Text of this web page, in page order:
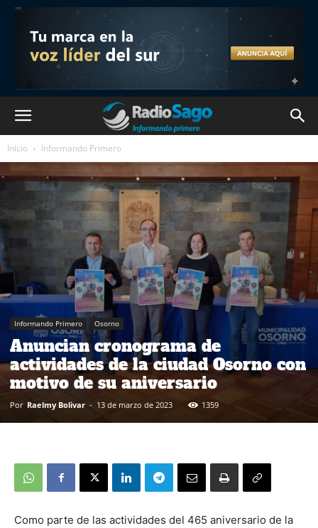
Inicio Informando Primero
Informando Primero Osorno
Anuncian cronograma de
actividades de la ciudad Osorno con
motivo de su aniversario
Por Raelmy Bolivar - 13 de marzo de 2023 1359
Como parte de las actividades del 465 aniversario de la